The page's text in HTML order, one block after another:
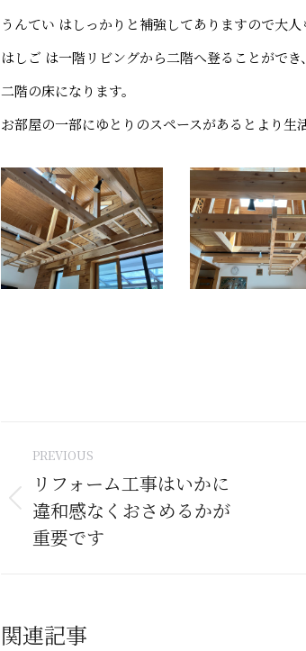
うんてい はしっかりと補強してありますので大人
はしご は一階リビングから二階へ登ることがで
二階の床になります。
お部屋の一部にゆとりのスペースがあるとより生
Post
navigation
PREVIOUS
Previous
post:
リフォーム工事はいかに
違和感なくおさめるかが
重要です
関連記事